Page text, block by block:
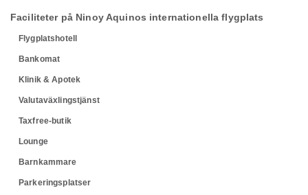
Faciliteter på Ninoy Aquinos internationella flygplats
Flygplatshotell
Bankomat
Klinik & Apotek
Valutaväxlingstjänst
Taxfree-butik
Lounge
Barnkammare
Parkeringsplatser